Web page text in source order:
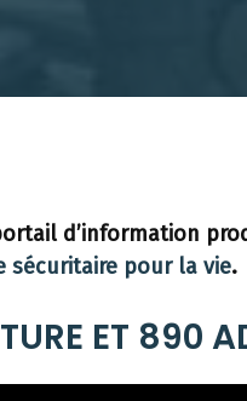
d’information
sécuritaire pour la vie.
ET 890